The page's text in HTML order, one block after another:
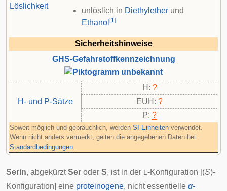
Löslichkeit
unlöslich in Diethylether und
Ethanol [1]
Sicherheitshinweise
GHS-Gefahrstoffkennzeichnung
H- und P-Sätze
H: ?
EUH: ?
P: ?
Soweit möglich und gebräuchlich, werden SI-Einheiten verwendet.
Wenn nicht anders vermerkt, gelten die angegebenen Daten bei
Standardbedingungen.
Serin, abgekürztSer oder S, ist in der L -Konfiguration [(S)-
Konfiguration] eine proteinogene, nicht essentielle α-